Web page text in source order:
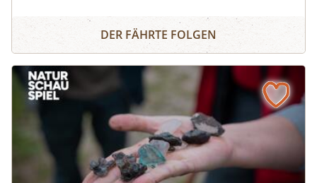
Mobilitätseinschränkungen oder Familien mit
Kinderwägen die Schönheit der Alm
der Speicklehrpfad entlang der Promenade.
Gemeinsam mit einem/einer Biosphärenpark-
Ranger: in erkunden Sie diesen Weg und
erfahren die Bedeutung und Einzigartigkeit der
heimischen Speikpflanze.
Barrierefreies Naturerlebnis "Bergpromenade Brunnach"
DER FÄHRTE FOLGEN